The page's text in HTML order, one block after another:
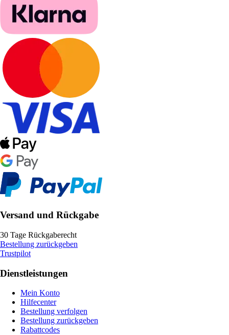
Versand und Rückgabe
30 Tage Rückgaberecht
Bestellung zurückgeben
Trustpilot
Dienstleistungen
Mein Konto
Hilfecenter
Bestellung verfolgen
Bestellung zurückgeben
Rabattcodes